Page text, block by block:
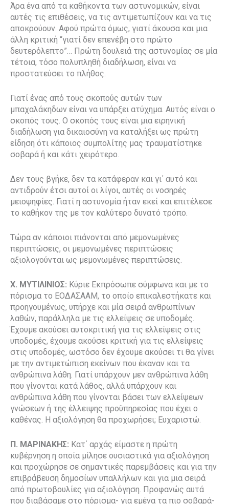
Άρα ένα από τα καθήκοντα των αστυνομικών, είναι
αυτές τις επιθέσεις, να τις αντιμετωπίζουν και να τις
αποκρούουν. Αφού πρώτα όμως, γιατί άκουσα και μια
άλλη κριτική “γιατί δεν επενέβη στο πρώτο
δευτερόλεπτο”… Πρώτη δουλειά της αστυνομίας σε μία
τέτοια, τόσο πολυπληθή διαδήλωση, είναι να
προστατεύσει το πλήθος.
Γιατί ένας από τους σκοπούς αυτών των
μπαχαλάκηδων είναι να υπάρξει ατύχημα. Αυτός είναι ο
σκοπός τους. Ο σκοπός τους είναι μια ειρηνική
διαδήλωση για δικαιοσύνη να καταλήξει ως πρώτη
είδηση ότι κάποιος συμπολίτης μας τραυματίστηκε
σοβαρά ή και κάτι χειρότερο.
Δεν τους βγήκε, δεν τα κατάφεραν και γι΄ αυτό και
αντιδρούν έτσι αυτοί οι λίγοι, αυτές οι νοσηρές
μειοψηφίες. Γιατί η αστυνομία ήταν εκεί και επιτέλεσε
το καθήκον της με τον καλύτερο δυνατό τρόπο.
Τώρα αν κάποιοι πιάνονται από μεμονωμένες
περιπτώσεις, οι μεμονωμένες περιπτώσεις
αξιολογούνται ως μεμονωμένες περιπτώσεις.
Χ. ΜΥΤΙΛΙΝΙΟΣ: Κύριε Εκπρόσωπε σύμφωνα και με το
πόρισμα το ΕΟΔΑΣΑΑΜ, το οποίο επικαλεστήκατε και
προηγουμένως, υπήρχε και μία σειρά ανθρωπίνων
λαθών, παράλληλα με τις ελλείψεις σε υποδομές.
Έχουμε ακούσει αυτοκριτική για τις ελλείψεις στις
υποδομές, έχουμε ακούσει κριτική για τις ελλείψεις
στις υποδομές, ωστόσο δεν έχουμε ακούσει τι θα γίνει
με την αντιμετώπιση εκείνων που έκαναν και τα
ανθρώπινα λάθη. Γιατί υπάρχουν μεν ανθρώπινα λάθη
που γίνονται κατά λάθος, αλλά υπάρχουν και
ανθρώπινα λάθη που γίνονται βάσει των ελλείψεων
γνώσεων ή της έλλειψης προϋπηρεσίας που έχει ο
καθένας. Η αξιολόγηση θα προχωρήσει; Ευχαριστώ.
Π. ΜΑΡΙΝΑΚΗΣ: Κατ΄ αρχάς είμαστε η πρώτη
κυβέρνηση η οποία μίλησε ουσιαστικά για αξιολόγηση
και προχώρησε σε σημαντικές παρεμβάσεις και για την
επιβράβευση δημοσίων υπαλλήλων και για μια σειρά
από πρωτοβουλίες για αξιολόγηση. Προφανώς αυτά
που διαβάσαμε στο πόρισμα- για εμένα τα πιο σοβαρά-